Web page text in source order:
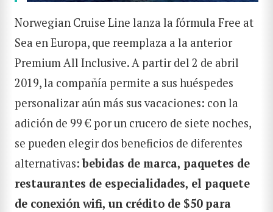
Norwegian Cruise Line lanza la fórmula Free at
Sea en Europa, que reemplaza a la anterior
Premium All Inclusive. A partir del 2 de abril
2019, la compañía permite a sus huéspedes
personalizar aún más sus vacaciones: con la
adición de 99 € por un crucero de siete noches,
se pueden elegir dos beneficios de diferentes
alternativas:bebidas de marca, paquetes de
restaurantes de especialidades, el paquete
de conexión wifi, un crédito de $50 para